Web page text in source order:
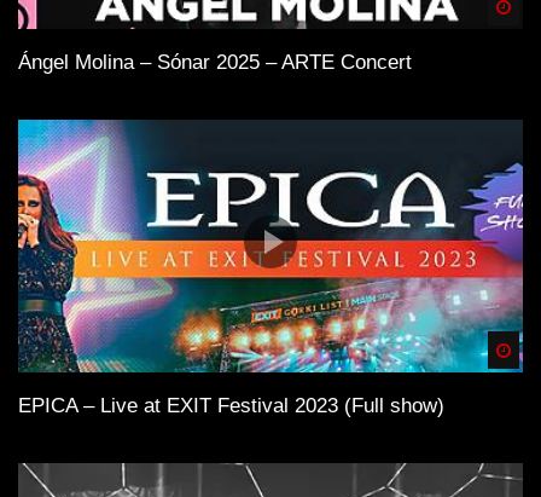
Ángel Molina – Sónar 2025 – ARTE Concert
EPICA – Live at EXIT Festival 2023 (Full show)